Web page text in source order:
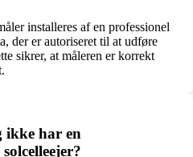
installeres af en professionel
der er autoriseret til at udføre
sikrer, at måleren er korrekt
ikke har en